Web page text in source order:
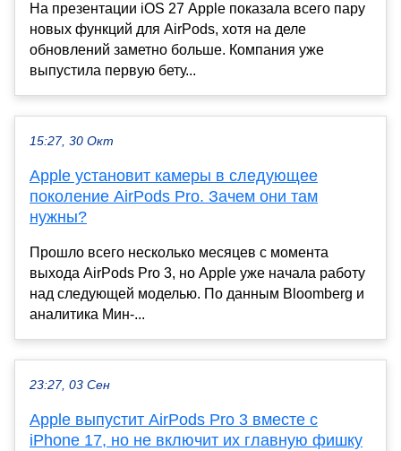
На презентации iOS 27 Apple показала всего пару
новых функций для AirPods, хотя на деле
обновлений заметно больше. Компания уже
выпустила первую бету...
15:27, 30 Окт
Apple установит камеры в следующее
поколение AirPods Pro. Зачем они там
нужны?
Прошло всего несколько месяцев с момента
выхода AirPods Pro 3, но Apple уже начала работу
над следующей моделью. По данным Bloomberg и
аналитика Мин-...
23:27, 03 Сен
Apple выпустит AirPods Pro 3 вместе с
iPhone 17, но не включит их главную фишку